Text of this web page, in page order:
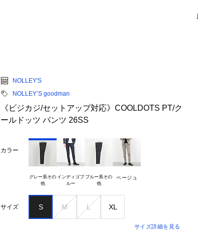
NOLLEY'S
NOLLEY’S goodman
《ビジカジ/セットアップ対応》COOLDOTS PT/ク
ールドッツ パンツ 26SS
カラー
グレー系その
他
インディゴブ ブルー系その
他
ベージュ
サイズ S M L XL
サイズ詳細を見る